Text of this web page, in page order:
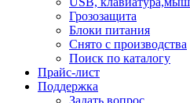
Грозозащита
Блоки питания
Снято с производства
Поиск по каталогу
Прайс-лист
Поддержка